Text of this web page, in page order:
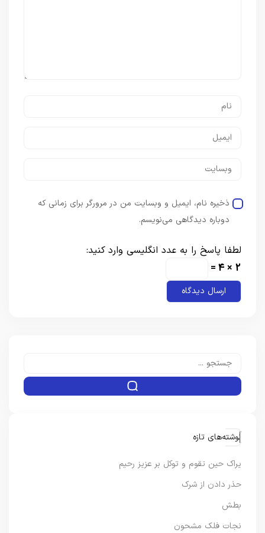
ذخیره نام، ایمیل و وبسایت من در مرورگر برای زمانی که
دوباره دیدگاهی می‌نویسم.
لطفا پاسخ را به عدد انگلیسی وارد کنید:
2 × 4 =
نوشته‌های تازه
یراک حین تقوم و توکل بر عزیز رحیم
حذر دادن از شرک
بطش
نجات فلک مشحون